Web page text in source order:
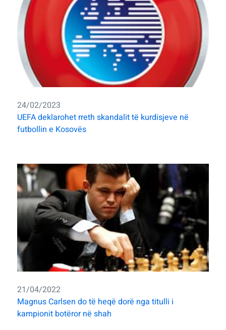
24/02/2023
UEFA deklarohet rreth skandalit të kurdisjeve në
futbollin e Kosovës
21/04/2022
Magnus Carlsen do të heqë dorë nga titulli i
kampionit botëror në shah